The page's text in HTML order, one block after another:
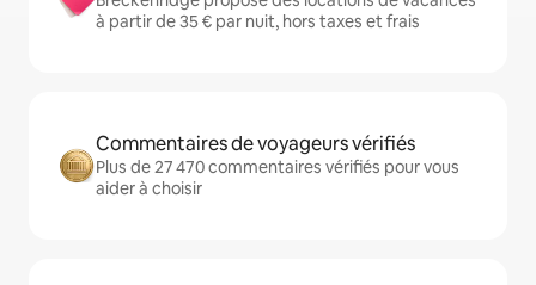
à partir de 35 € par nuit, hors taxes et frais
Commentaires de voyageurs vérifiés
Plus de 27 470 commentaires vérifiés pour vous
aider à choisir